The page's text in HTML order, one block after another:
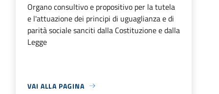
Organo consultivo e propositivo per la tutela
e l'attuazione dei principi di uguaglianza e di
parità sociale sanciti dalla Costituzione e dalla
Legge
VAI ALLA PAGINA